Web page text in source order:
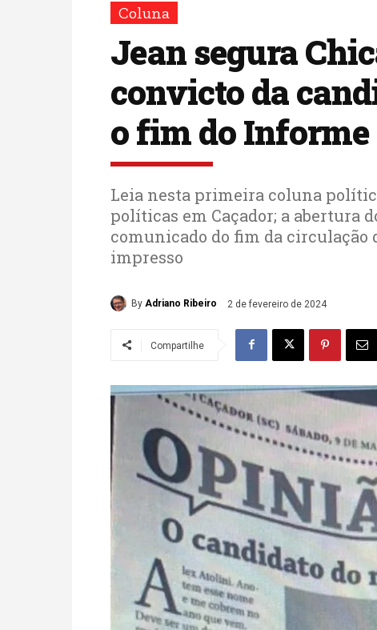
Coluna
Jean segura
convicto da
o fim do
Leia nesta primeira coluna
políticas em Caçador; a abertura
comunicado do fim da
impresso
By Adriano Ribeiro 2 de fevereiro de 2024
Compartilhe